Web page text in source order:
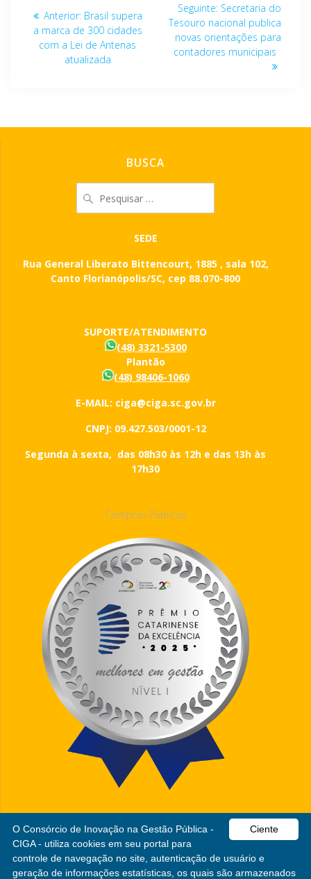
de
Post
Anterior: Post
anterior:
Brasil supera
a marca de 300 cidades
com a Lei de Antenas
atualizada
Seguinte: Post
seguinte:
Secretaria do
Tesouro nacional publica
novas orientações para
contadores municipais
BUSCA
por:
SEDE
Rua General Liberato Bittencourt, 1885 , sala 102,
Canto Florianópolis/SC, cep 88.070-800
SUPORTE/ATENDIMENTO
(48) 3321-5300
Plantão
(48) 98406-1060
E-MAIL: ciga@ciga.sc.gov.br
CNPJ: 09.427.503/0001-12
Segunda à sexta, das 08h30 às 12h e das 13h às
17h30
Compras Públicas
CIGA
Ciente
O Consórcio de Inovação na Gestão Pública -
CIGA - utiliza cookies em seu portal para
controle de navegação no site, autenticação de usuário e
geração de informações estatísticas, os quais são armazenados